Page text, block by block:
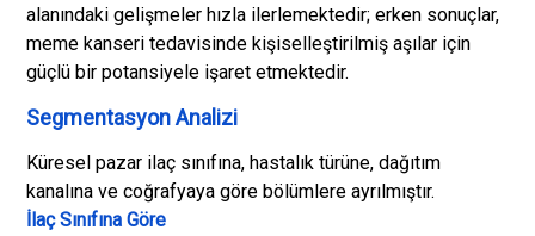
alanındaki gelişmeler hızla ilerlemektedir; erken sonuçlar,
meme kanseri tedavisinde kişiselleştirilmiş aşılar için
güçlü bir potansiyele işaret etmektedir.
Segmentasyon Analizi
Küresel pazar ilaç sınıfına, hastalık türüne, dağıtım
kanalına ve coğrafyaya göre bölümlere ayrılmıştır.
İlaç Sınıfına Göre